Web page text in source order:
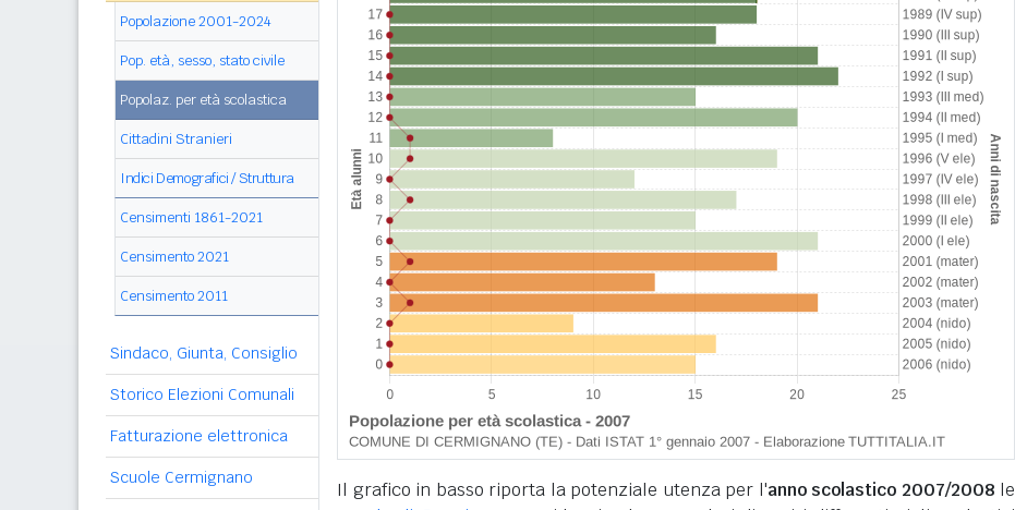
Popolazione 2001-2024
Pop. età, sesso, stato civile
Popolaz. per età scolastica
Cittadini Stranieri
Indici Demografici / Struttura
Censimenti 1861-2021
Censimento 2021
Censimento 2011
Sindaco, Giunta, Consiglio
Storico Elezioni Comunali
Fatturazione elettronica
Scuole Cermignano
Il grafico in basso riporta la potenziale utenza per l'anno scolastico 2007/2008 le